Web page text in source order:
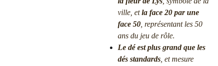
ville, etla face 20 par une
face 50 , représentant les 50
ans du jeu de rôle.
Le dé est plus grand que les
dés standards , et mesure